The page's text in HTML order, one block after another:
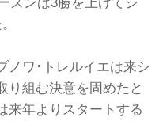
ノワ･トレルイエは来シ
り組む決意を固めたと
来年よりスタートする